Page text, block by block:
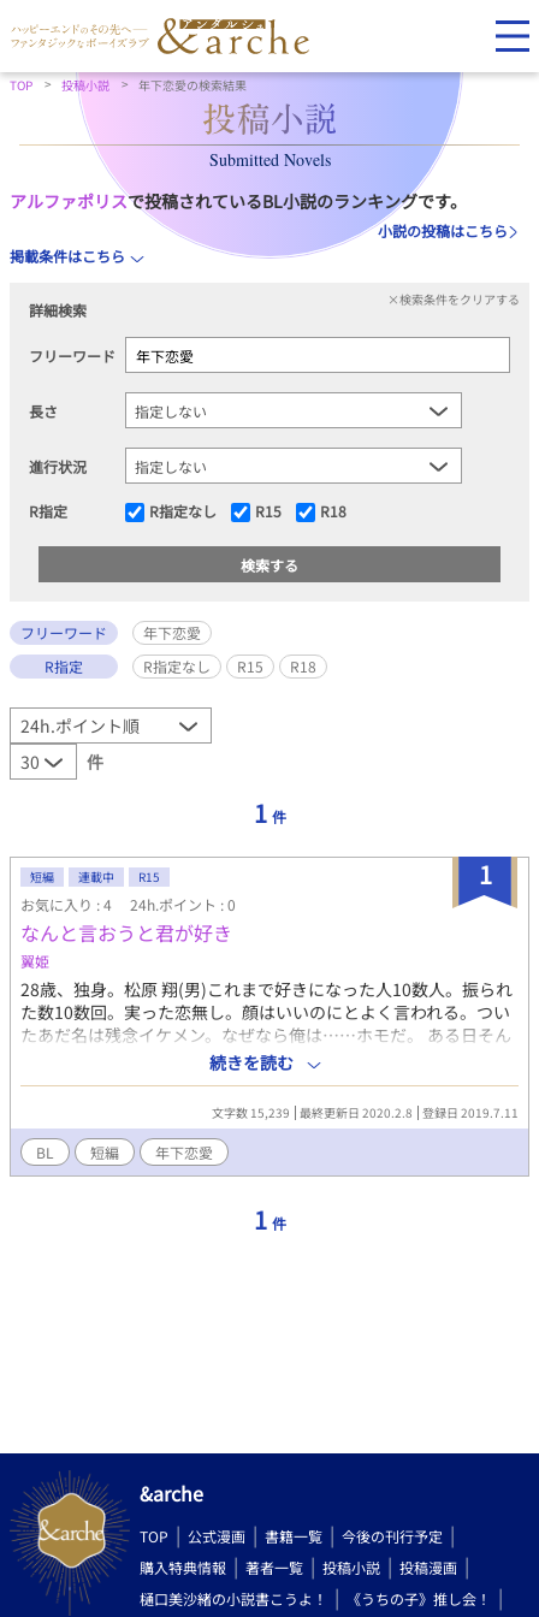
TOP 投稿小説 年下恋愛の検索結果
Submitted Novels
アルファポリスで投稿されているBL小説のランキングです。
小説の投稿はこちら
掲載条件はこちら
詳細検索
×検索条件をクリアする
フリーワード
長さ
進行状況
R指定 R指定なし R15 R18
フリーワード
年下恋愛
R指定
R指定なし R15 R18
件
1 件
1
短編 連載中 R15
お気に入り : 4 24h.ポイント : 0
なんと言おうと君が好き
翼姫
28歳、独身。松原 翔(男)これまで好きになった人10数人。振られ
た数10数回。実った恋無し。顔はいいのにとよく言われる。つい
たあだ名は残念イケメン。なぜなら俺は……ホモだ。 ある日そん
な俺は、自分はなぜ男を好きになってしまうのだろう…なんて無
駄なことを考えていると、突然転機が訪れる。 そこから始まる年
下恋愛。上手くいってると思いきや突如現れるライバル!?俺は一
体どうすれば？
続きを読む
文字数 15,239 最終更新日 2020.2.8 登録日 2019.7.11
BL 短編 年下恋愛
1 件
&arche
TOP 公式漫画 書籍一覧
今後の刊行予定
購入特典情報
著者一覧 投稿小説
投稿漫画
樋口美沙緒の小説書こうよ！
《うちの子》推し会！